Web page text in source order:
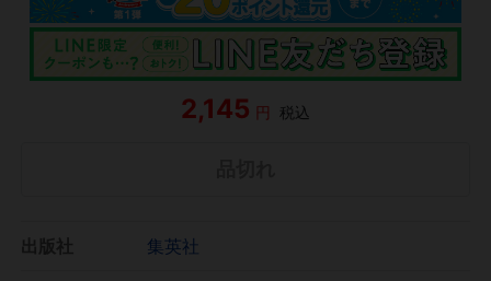
2,145 円 税込
集英社